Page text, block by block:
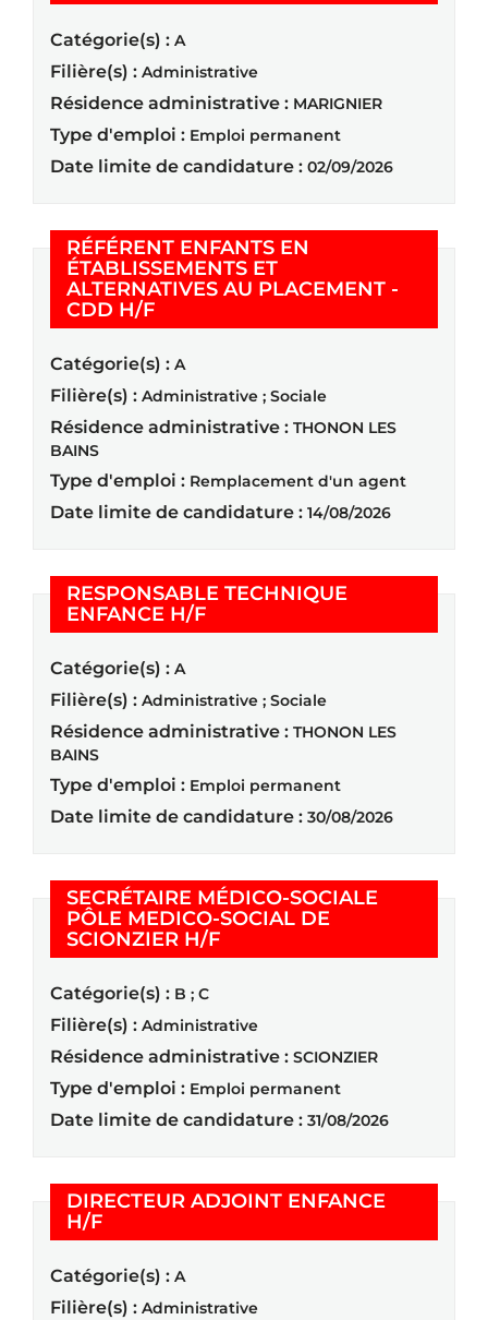
Catégorie(s) : A
Filière(s) : Administrative
Résidence administrative : MARIGNIER
Type d'emploi : Emploi permanent
Date limite de candidature : 02/09/2026
RÉFÉRENT ENFANTS EN
ÉTABLISSEMENTS ET
ALTERNATIVES AU PLACEMENT -
CDD H/F(Nouvelle fenêtre)
Catégorie(s) : A
Filière(s) : Administrative ; Sociale
Résidence administrative : THONON LES
BAINS
Type d'emploi : Remplacement d'un agent
Date limite de candidature : 14/08/2026
RESPONSABLE TECHNIQUE
ENFANCE H/F(Nouvelle fenêtre)
Catégorie(s) : A
Filière(s) : Administrative ; Sociale
Résidence administrative : THONON LES
BAINS
Type d'emploi : Emploi permanent
Date limite de candidature : 30/08/2026
SECRÉTAIRE MÉDICO-SOCIALE
PÔLE MEDICO-SOCIAL DE
SCIONZIER H/F(Nouvelle fenêtre)
Catégorie(s) : B ; C
Filière(s) : Administrative
Résidence administrative : SCIONZIER
Type d'emploi : Emploi permanent
Date limite de candidature : 31/08/2026
DIRECTEUR ADJOINT ENFANCE
H/F(Nouvelle fenêtre)
Catégorie(s) : A
Filière(s) : Administrative